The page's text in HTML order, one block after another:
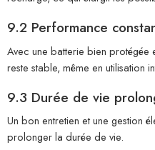
9.2 Performance
Avec une batterie bien protégée
reste stable, même en utilisation
9.3 Durée de vie
Un bon entretien et une gestion
prolonger la durée de vie.